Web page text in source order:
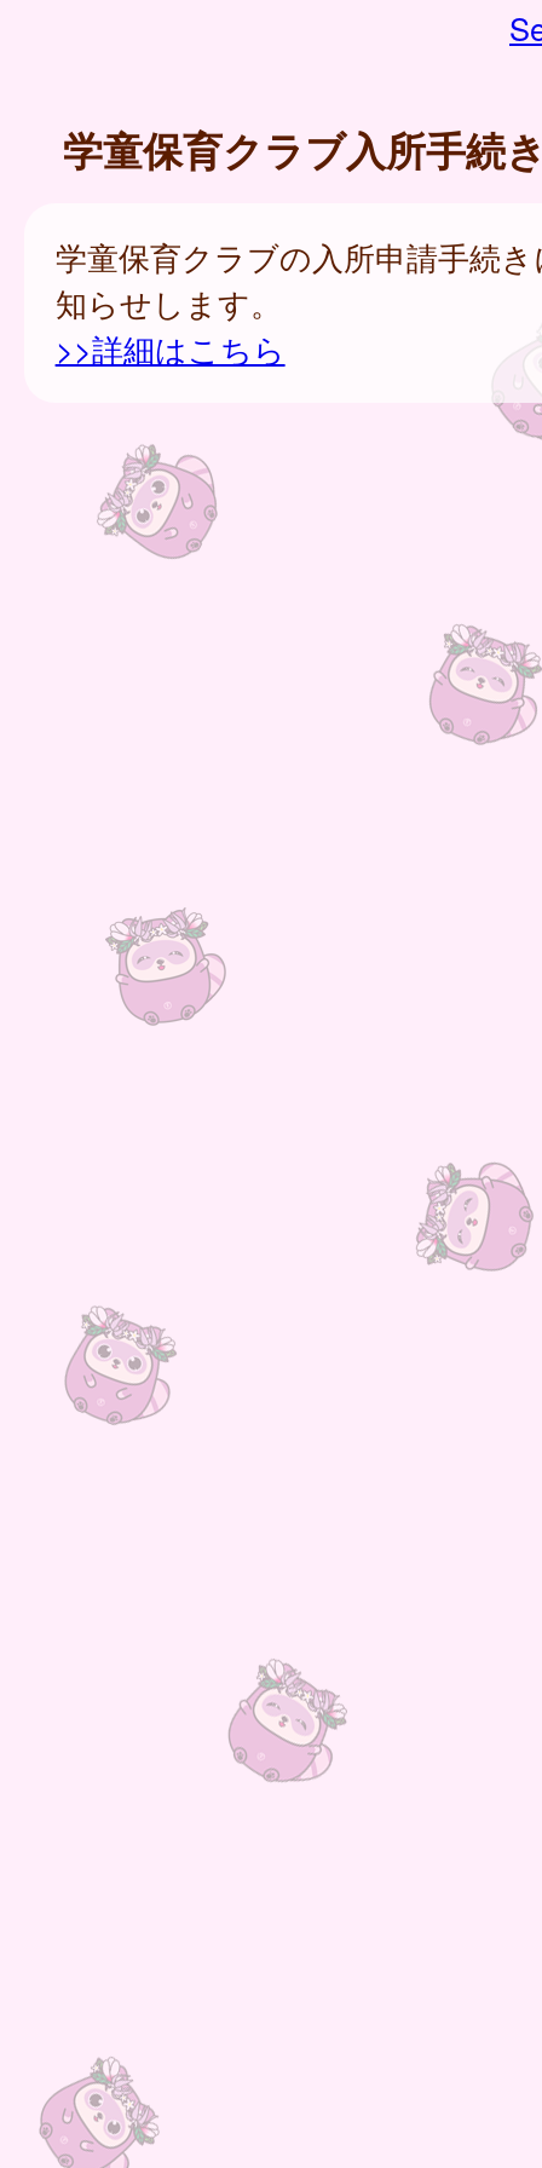
学童保育クラブ入所手続
学童保育クラブの入所申請手続
知らせします。
>>詳細はこちら